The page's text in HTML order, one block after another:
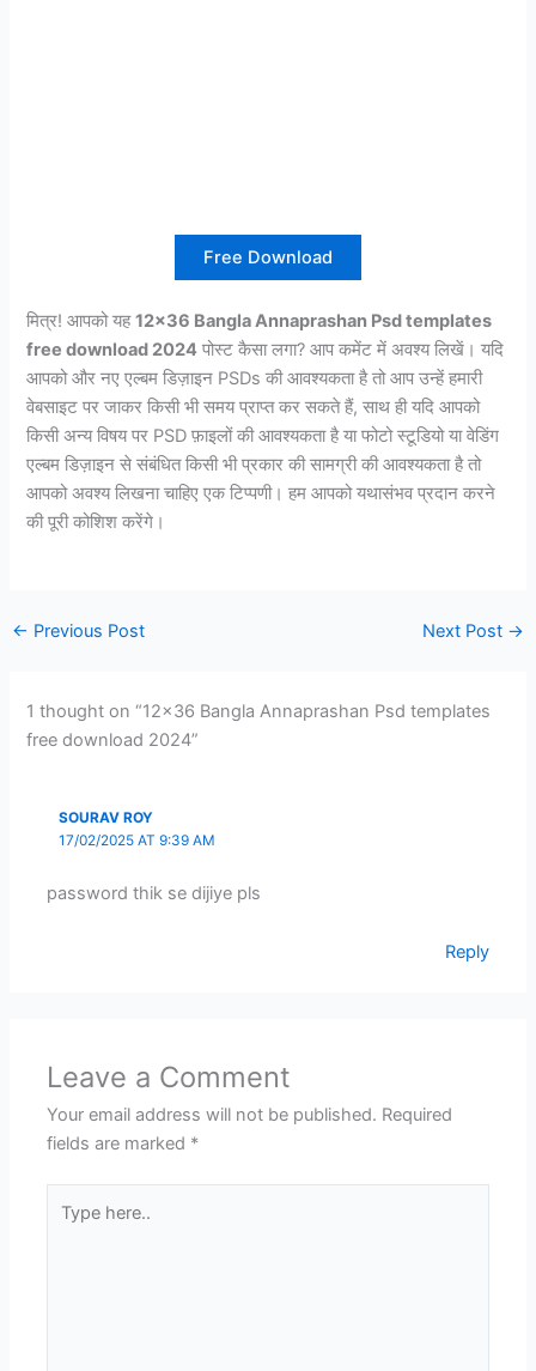
Free Download
मित्र! आपको यह12×36 Bangla Annaprashan Psd templates
free download 2024 पोस्ट कैसा लगा? आप कमेंट में अवश्य लिखें। यदि
आपको और नए एल्बम डिज़ाइन PSDs की आवश्यकता है तो आप उन्हें हमारी
वेबसाइट पर जाकर किसी भी समय प्राप्त कर सकते हैं, साथ ही यदि आपको
किसी अन्य विषय पर PSD फ़ाइलों की आवश्यकता है या फोटो स्टूडियो या वेडिंग
एल्बम डिज़ाइन से संबंधित किसी भी प्रकार की सामग्री की आवश्यकता है तो
आपको अवश्य लिखना चाहिए एक टिप्पणी। हम आपको यथासंभव प्रदान करने
की पूरी कोशिश करेंगे।
← Previous Post Next Post →
1 thought on “12×36 Bangla Annaprashan Psd templates
free download 2024”
SOURAV ROY
17/02/2025 AT 9:39 AM
password thik se dijiye pls
Reply
Leave a Comment
Your email address will not be published. Required
fields are marked *
here..